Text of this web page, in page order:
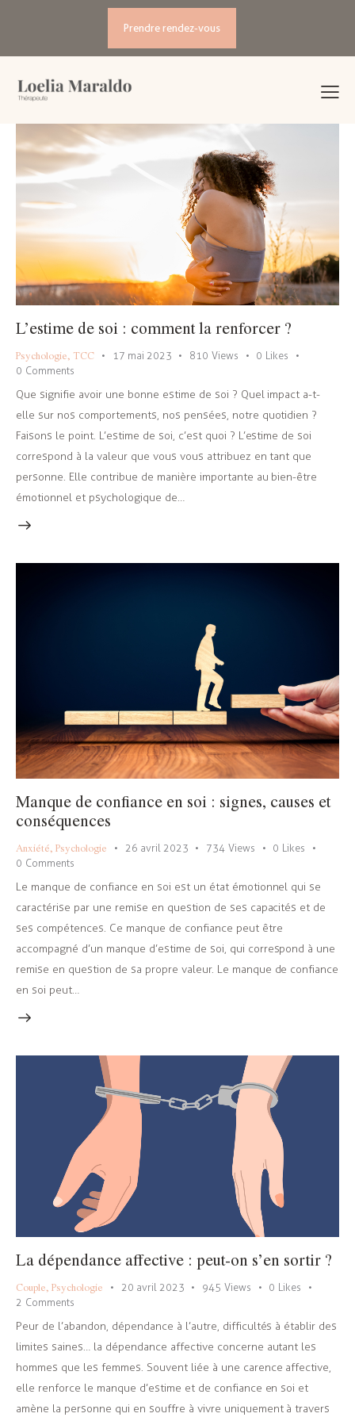
Prendre rendez-vous
L’estime de soi : comment la renforcer ?
Psychologie, TCC 17 mai 2023 810 Views 0 Likes
0 Comments
Que signifie avoir une bonne estime de soi ? Quel impact a-t-
elle sur nos comportements, nos pensées, notre quotidien ?
Faisons le point. L’estime de soi, c’est quoi ? L’estime de soi
correspond à la valeur que vous vous attribuez en tant que
personne. Elle contribue de manière importante au bien-être
émotionnel et psychologique de…
Manque de confiance en soi : signes, causes et
conséquences
Anxiété, Psychologie 26 avril 2023 734 Views 0 Likes
0 Comments
Le manque de confiance en soi est un état émotionnel qui se
caractérise par une remise en question de ses capacités et de
ses compétences. Ce manque de confiance peut être
accompagné d’un manque d’estime de soi, qui correspond à une
remise en question de sa propre valeur. Le manque de confiance
en soi peut…
La dépendance affective : peut-on s’en sortir ?
Couple, Psychologie 20 avril 2023 945 Views 0
Likes
2 Comments
Peur de l’abandon, dépendance à l’autre, difficultés à établir des
limites saines… la dépendance affective concerne autant les
hommes que les femmes. Souvent liée à une carence affective,
elle renforce le manque d’estime et de confiance en soi et
amène la personne qui en souffre à vivre uniquement à travers